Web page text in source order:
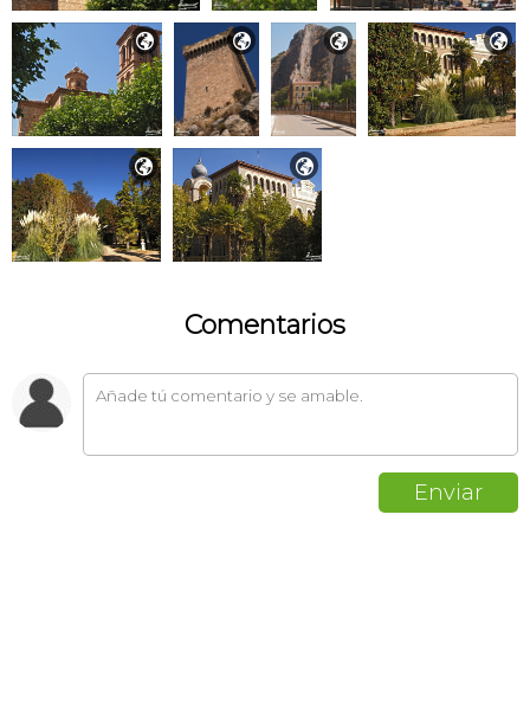
   
 
Comentarios